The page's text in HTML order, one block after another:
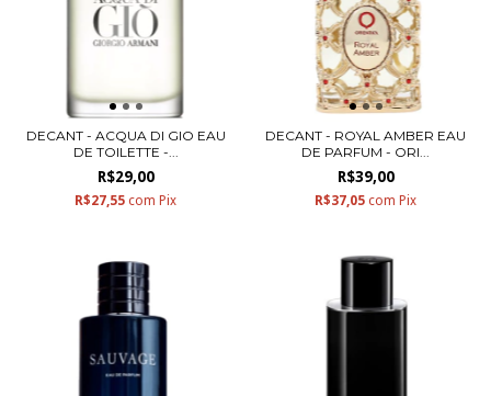
DECANT - ACQUA DI GIO EAU
DE TOILETTE -...
R$29,00
R$27,55 com Pix
DECANT - ROYAL AMBER EAU
DE PARFUM - ORI...
R$39,00
R$37,05 com Pix